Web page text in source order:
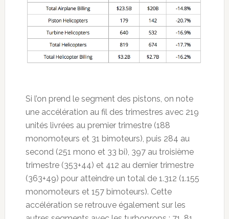
Si l’on prend le segment des pistons, on note
une accélération au fil des trimestres avec 219
unités livrées au premier trimestre (188
monomoteurs et 31 bimoteurs), puis 284 au
second (251 mono et 33 bi), 397 au troisième
trimestre (353+44) et 412 au dernier trimestre
(363+49) pour atteindre un total de 1.312 (1.155
monomoteurs et 157 bimoteurs). Cette
accélération se retrouve également sur les